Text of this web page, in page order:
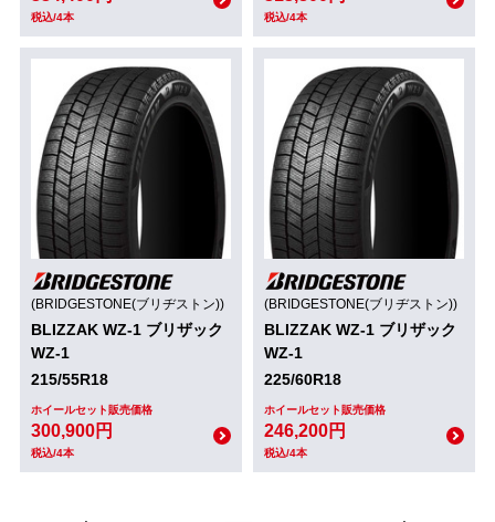
税込/4本 税込/4本
(BRIDGESTONE(ブリヂストン))
BLIZZAK WZ-1 ブリザック
WZ-1
215/55R18
ホイールセット販売価格
300,900円
税込/4本
(BRIDGESTONE(ブリヂストン))
BLIZZAK WZ-1 ブリザック
WZ-1
225/60R18
ホイールセット販売価格
246,200円
税込/4本